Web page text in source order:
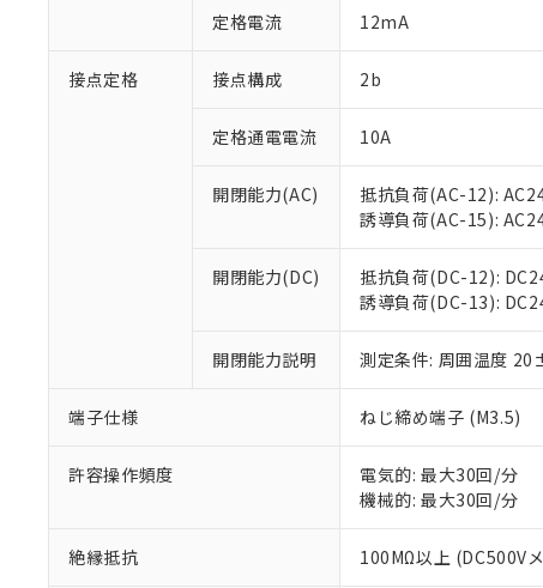
定格電流 12mA
接点定格 接点構成 2b
定格通電電流 10A
開閉能力(AC)
抵抗負荷(AC-12):
誘導負荷(AC-15):
開閉能力(DC)
抵抗負荷(DC-12):
誘導負荷(DC-13):
開閉能力説明 測定条件: 周囲温度
端子仕様 ねじ締め端子 (M3.5)
許容操作頻度
電気的: 最大30回/分
機械的: 最大30回/分
絶縁抵抗 100MΩ以上 (DC500V
い。
正式な納期状
当社販売員に
オムロン制御
在庫状況およ
す。
マイパーツ機
お客様が当ウ
が、当社の製
さい。
※当社の共同
いる法人を指
但し、RoHS指令で産業
※2 対応予定月
部品在庫の切り替
※3 非含有証明
下記の非含有証明
EU RoHS指令（10
51物質の非含有証
※本証明書は発行日
また、RoHS指令
混在することから
「○」：最大均質
「×」：最大均質材
*中国RoHS10物質の基
Pb(鉛) :1000ppm、 Hg(
Cr(Ⅵ)(六価クロム) :
DBP(フタル酸ジブチル)
DEHP(フタル酸ビス(2-
※2 環境保護使
「ｅ」：有害物質
「10」：通常の使
味します。
当社は、これ
当社は貴社製
置等に一切使
当社は、貴社
また当社は、
たしません。
号
○ 一定数以
△ 一定数に
－
在庫なし
機器販売
空
白
受注生産